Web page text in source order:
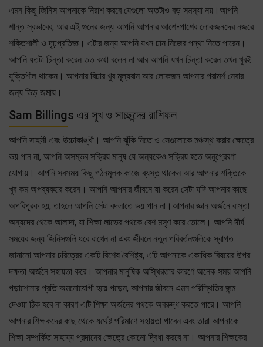
এমন কিছু জিনিস আপনাকে নিরাশ করবে যেগুলো অতটাও বড় সমস্যা নয়।আপনি
শান্ত স্বভাবের, আর এই গুনের জন্য আপনি আপনার আশে-পাশের লোকজনদের নজরে
শক্তিশালী ও দৃঢ়প্রতিজ্ঞ। এটার জন্য আপনি যখন চান নিজের পন্থা নিতে পারেন।
আপনি যতটা চিন্তা করেন তত কথা বলেন না আর আপনি যখন চিন্তা করেন তখন খুবই
যুক্তিশীল থাকেন। আপনার বিচার খুব মূল্যবান আর লোকজন আপনার পরামর্শ নেবার
জন্য ভিড় জমায়।
Sam Billings এর সুখ ও সাচ্ছন্দের রাশিফল
আপনি সাহসী এবং উচ্চাকাঙ্খী। আপনি ঝুঁকি নিতে ও সেগুলোকে মঞ্চস্থ করার ক্ষেত্রে
ভয় পান না, আপনি অসম্ভব সক্রিয় মানুষ যে অন্যকেও সক্রিয় হতে অনুপ্রেরণা
যোগায়। আপনি সবসময় কিছু গঠনমূলক কাজে ব্যস্ত থাকেন আর আপনার শক্তিকে
খুব কম অপব্যবহার করেন। আপনি আপনার জীবনে যা করেন সেটা যদি আপনার কাছে
অপরিপূরক হয়, তাহলে আপনি সেটা বদলাতে ভয় পান না।আপনার জ্ঞান অর্জনে রাস্তা
অন্যদের থেকে আলাদা, যা শিক্ষা লাভের পথকে বেশ মসৃণ করে তোলে। আপনি দীর্ঘ
সময়ের জন্য জিনিসগুলি ধরে রাখেন না এবং জীবনে নতুন পরিবর্তনগুলিকে স্বাগত
জানানো আপনার চরিত্রের একটি বিশেষ বৈশিষ্ট্য, এটি আপনাকে একাধিক বিষয়ের উপর
দক্ষতা অর্জনে সহায়তা করে। আপনার মানুষিক অস্থিরতার কারণে অনেক সময় আপনি
পড়াশোনার প্রতি অমনোযোগী হয়ে পড়েন, আপনার জীবনে এমন পরিস্থিতির জন্ম
দেওয়া ঠিক হবে না কারণ এটি শিক্ষা অর্জনের পথকে অবরুদ্ধ করতে পারে। আপনি
আপনার শিক্ষকদের কাছ থেকে যথেষ্ট পরিমাণে সহায়তা পাবেন এবং তারা আপনাকে
শিক্ষা সম্পর্কিত সাহায্য প্রদানের ক্ষেত্রে কোনো দ্বিধা করবে না। আপনার শিক্ষকের